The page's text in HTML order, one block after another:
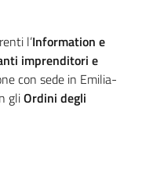
l’Information e
imprenditori e
con sede in Emilia-
gliOrdini degli